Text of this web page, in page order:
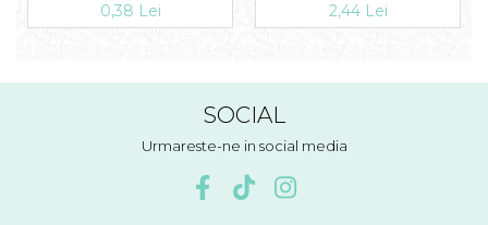
0,38 Lei
2,44 Lei
SOCIAL
Urmareste-ne in social media